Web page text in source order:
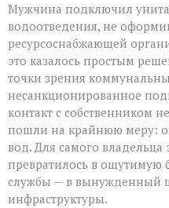
Мужчина подключил
водоотведения, не
ресурсоснабжающей
это казалось простым
точки зрения
несанкционированное
контакт с собственником
пошли на крайнюю меру:
вод. Для самого
превратилось в ощутимую
службы — в вынужденный
инфраструктуры.